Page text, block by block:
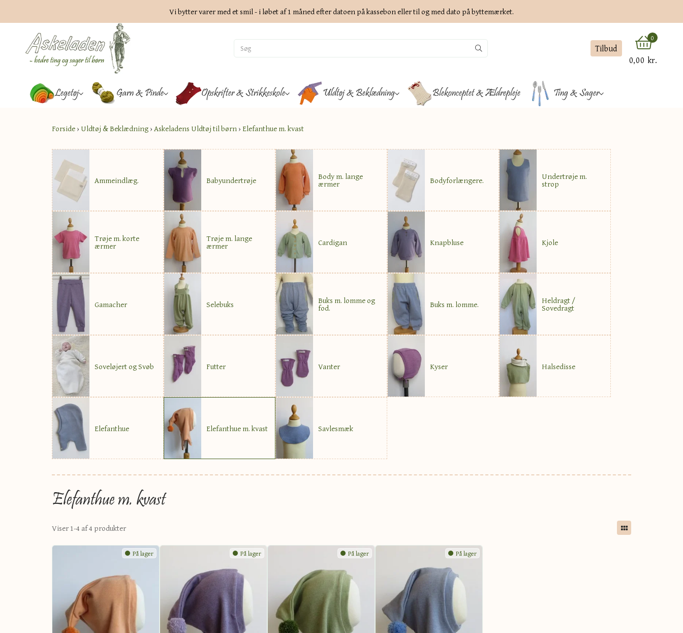
Vi bytter varer med et smil - i løbet af 1 måned efter datoen på kassebon eller til og med dato på byttemærket.
Tilbud
0
0,00 kr.
Legetøj Garn & Pinde Opskrifter & Strikkeskole Uldtøj & Beklædning Blekonceptet & Ældrepleje Ting & Sager
Forside› Uldtøj & Beklædning›Askeladens Uldtøj til børn› Elefanthue m. kvast
Ammeindlæg. Babyundertrøje Body m. lange
ærmer Bodyforlængere. Undertrøje m.
strop
Trøje m. korte
ærmer
Trøje m. lange
ærmer Cardigan Knapbluse Kjole
Gamacher Selebuks Buks m. lomme og
fod. Buks m. lomme. Heldragt /
Sovedragt
Soveløjert og Svøb Futter Vanter Kyser Halsedisse
Elefanthue Elefanthue m. kvast Savlesmæk
Elefanthue m. kvast
Viser 1-4 af 4 produkter
På lager På lager På lager På lager